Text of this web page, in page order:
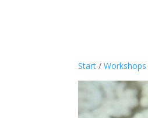
Start /Workshops